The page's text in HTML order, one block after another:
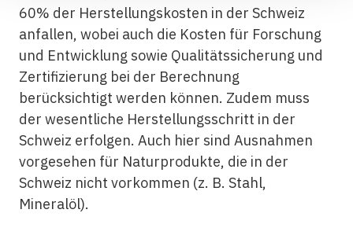
60% der Herstellungskosten in der Schweiz
anfallen, wobei auch die Kosten für Forschung
und Entwicklung sowie Qualitätssicherung und
Zertifizierung bei der Berechnung
berücksichtigt werden können. Zudem muss
der wesentliche Herstellungsschritt in der
Schweiz erfolgen. Auch hier sind Ausnahmen
vorgesehen für Naturprodukte, die in der
Schweiz nicht vorkommen (z. B. Stahl,
Mineralöl).